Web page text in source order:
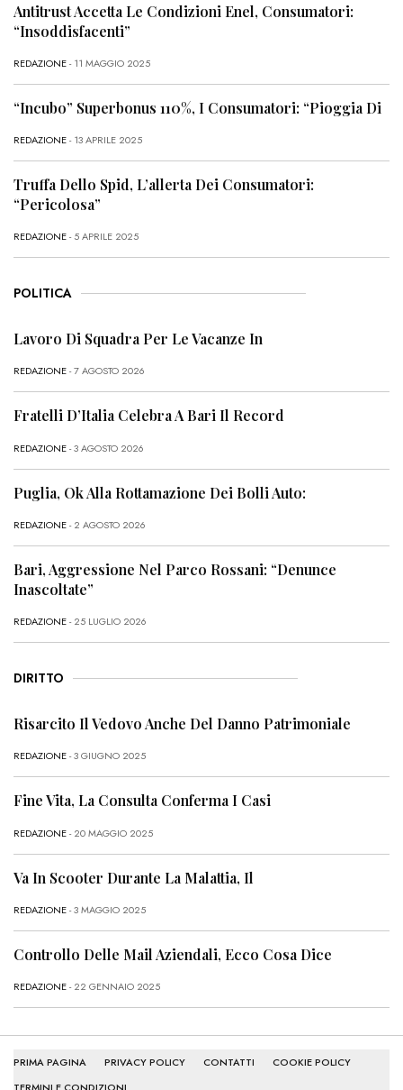
Antitrust Accetta Le Condizioni Enel, Consumatori:
“Insoddisfacenti”
REDAZIONE- 11 MAGGIO 2025
“Incubo” Superbonus 110%, I Consumatori: “Pioggia Di
REDAZIONE- 13 APRILE 2025
Truffa Dello Spid, L’allerta Dei Consumatori:
“Pericolosa”
REDAZIONE- 5 APRILE 2025
POLITICA
Lavoro Di Squadra Per Le Vacanze In
REDAZIONE- 7 AGOSTO 2026
Fratelli D’Italia Celebra A Bari Il Record
REDAZIONE- 3 AGOSTO 2026
Puglia, Ok Alla Rottamazione Dei Bolli Auto:
REDAZIONE- 2 AGOSTO 2026
Bari, Aggressione Nel Parco Rossani: “Denunce
Inascoltate”
REDAZIONE- 25 LUGLIO 2026
DIRITTO
Risarcito Il Vedovo Anche Del Danno Patrimoniale
REDAZIONE- 3 GIUGNO 2025
Fine Vita, La Consulta Conferma I Casi
REDAZIONE- 20 MAGGIO 2025
Va In Scooter Durante La Malattia, Il
REDAZIONE- 3 MAGGIO 2025
Controllo Delle Mail Aziendali, Ecco Cosa Dice
REDAZIONE- 22 GENNAIO 2025
PRIMA PAGINA PRIVACY POLICY CONTATTI
COOKIE POLICY